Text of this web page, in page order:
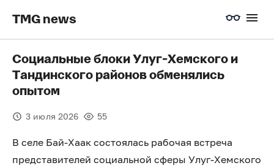
TMG news
Социальные блоки Улуг-Хемского и
Тандинского районов обменялись
опытом
3 июля 2026 55
В селе Бай-Хаак состоялась рабочая встреча
представителей социальной сферы Улуг-Хемского